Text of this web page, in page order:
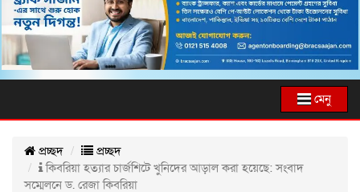
মেনু
প্রচ্ছদ
প্রচ্ছদ
কিবরিয়া হত্যার চার্জশিটে খুনিদের আড়াল করা হয়েছে: সংবাদ
সম্মেলনে ড. রেজা কিবরিয়া